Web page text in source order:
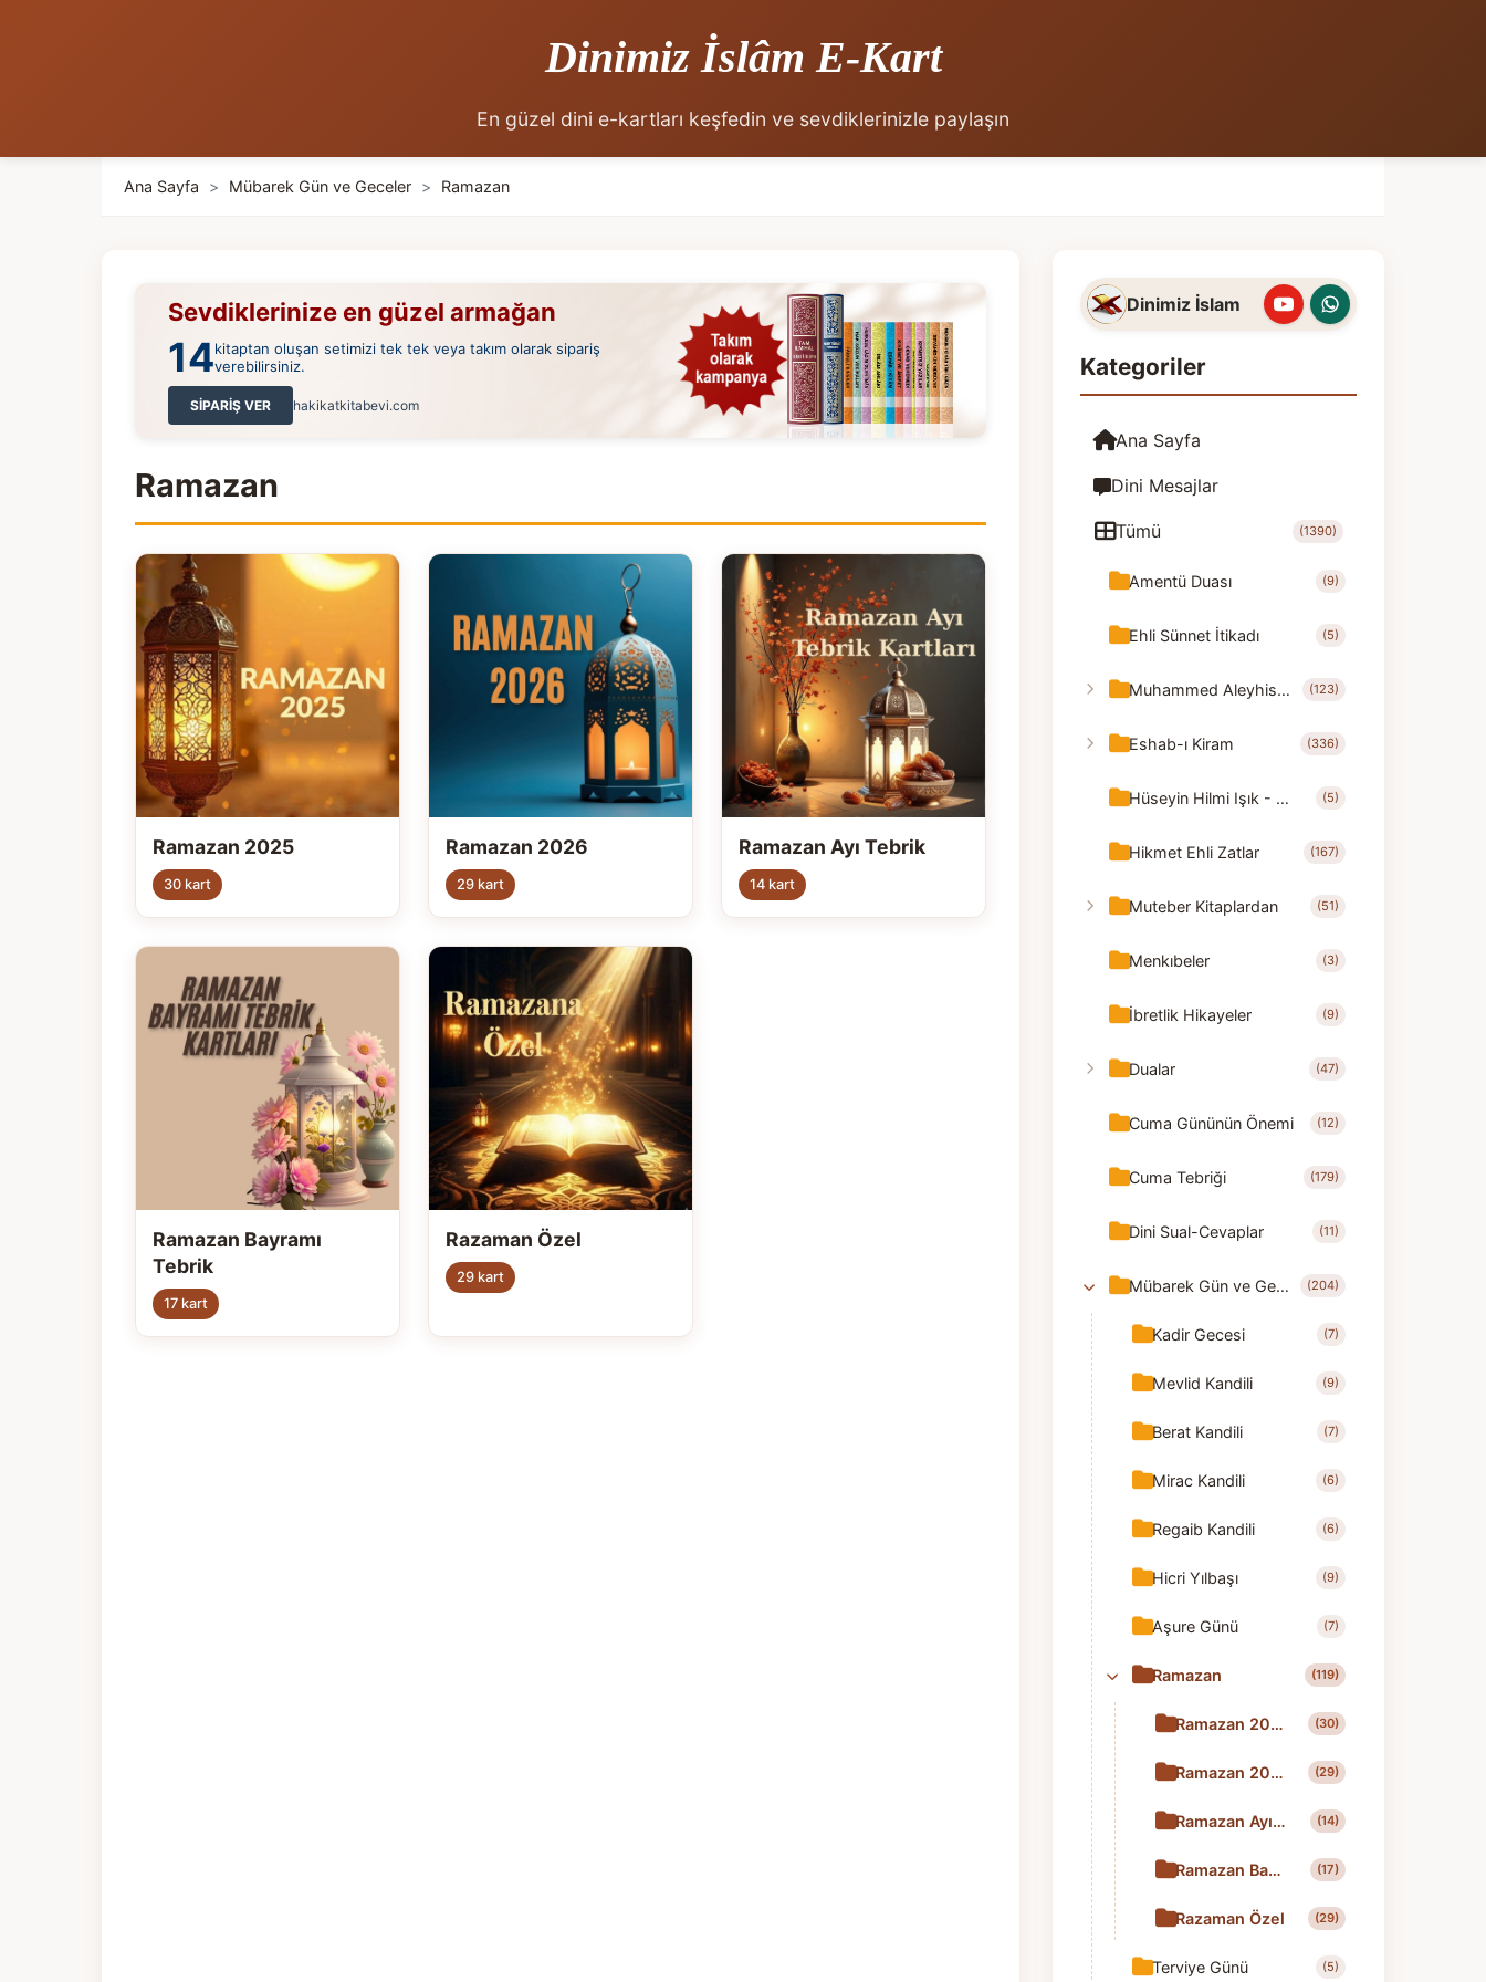
Dinimiz İslâm E-Kart
En güzel dini e-kartları keşfedin ve sevdiklerinizle paylaşın
Ana Sayfa > Mübarek Gün ve Geceler > Ramazan
Sevdiklerinize en güzel armağan
14kitaptan oluşan setimizi tek tek veya takım olarak sipariş
verebilirsiniz.
SİPARİŞ VER hakikatkitabevi.com
Ramazan
Ramazan 2025
30 kart
Ramazan 2026
29 kart
Ramazan Ayı Tebrik
14 kart
Ramazan Bayramı
Tebrik
17 kart
Razaman Özel
29 kart
Dinimiz İslam
Kategoriler
Ana Sayfa
Dini Mesajlar
Tümü (1390)
Amentü Duası (9)
Ehli Sünnet İtikadı (5)
Muhammed Aleyhisselam (123)
Eshab-ı Kiram (336)
Hüseyin Hilmi Işık - Nasihatler (5)
Hikmet Ehli Zatlar (167)
Muteber Kitaplardan (51)
Menkıbeler (3)
İbretlik Hikayeler (9)
Dualar (47)
Cuma Gününün Önemi (12)
Cuma Tebriği (179)
Dini Sual-Cevaplar (11)
Mübarek Gün ve Geceler (204)
Kadir Gecesi (7)
Mevlid Kandili (9)
Berat Kandili (7)
Mirac Kandili (6)
Regaib Kandili (6)
Hicri Yılbaşı (9)
Aşure Günü (7)
Ramazan (119)
Ramazan 2025 (30)
Ramazan 2026 (29)
Ramazan Ayı Tebrik (14)
Ramazan Bayramı Tebrik (17)
Razaman Özel (29)
Terviye Günü (5)